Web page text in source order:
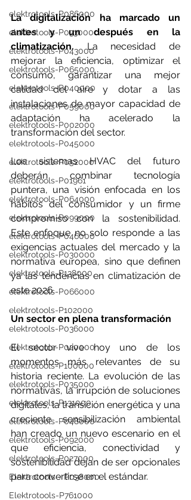
elektrotools-P086000
elektrotools-P033000
elektrotools-P043000
elektrotools-P065000
elektrotools-P040000
elektrotools-P059000
elektrotools-P002000
elektrotools-P045000
elektrotools-P052000
elektrotools-P01961
elektrotools-P064000
elektrotools-P099000
elektrotools-P046000
elektrotools-P030000
elektrotools-P138000
elektrotools-P066000
elektrotools-P102000
elektrotools-P036000
elektrotools-P020000
elektrotools-P100000
elektrotools-P035000
elektrotools-P131000
elektrotools-P048000
elektrotools-P092000
elektrotools-P027000
Elektrotools - P038000
Elektrotools-P761000
La digitalización ha marcado un
antes y un después en la
climatización. La necesidad de
mejorar la eficiencia, optimizar el
consumo, garantizar una mejor
calidad del aire y dotar a las
instalaciones de mayor capacidad de
adaptación ha acelerado la
transformación del sector.
Los sistemas HVAC del futuro
deberán combinar tecnología
puntera, una visión enfocada en los
hábitos del consumidor y un firme
compromiso con la sostenibilidad.
Este enfoque no solo responde a las
exigencias actuales del mercado y la
normativa europea, sino que definen
ya las tendencias en climatización de
este 2026.
Un sector en plena transformación
El sector vive hoy uno de los
momentos más relevantes de su
historia reciente. La evolución de las
normativas, la irrupción de soluciones
digitales, la transición energética y una
creciente sensibilización ambiental
han creado un nuevo escenario en el
que eficiencia, conectividad y
sostenibilidad dejan de ser opcionales
para convertirse en el estándar.